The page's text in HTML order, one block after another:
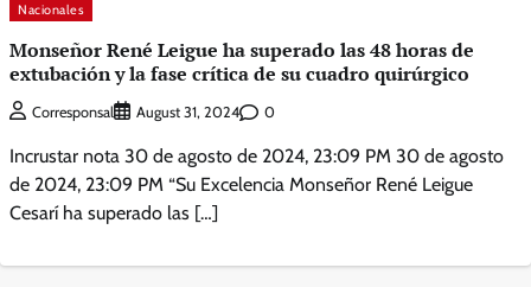
Nacionales
Monseñor René Leigue ha superado las 48 horas de
extubación y la fase crítica de su cuadro quirúrgico
Corresponsal August 31, 2024 0
Incrustar nota 30 de agosto de 2024, 23:09 PM 30 de agosto
de 2024, 23:09 PM “Su Excelencia Monseñor René Leigue
Cesarí ha superado las […]